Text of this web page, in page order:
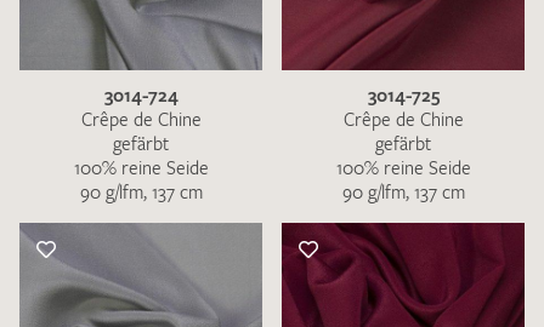
3014-724
Crêpe de Chine
gefärbt
100% reine Seide
90 g/lfm, 137 cm
3014-725
Crêpe de Chine
gefärbt
100% reine Seide
90 g/lfm, 137 cm